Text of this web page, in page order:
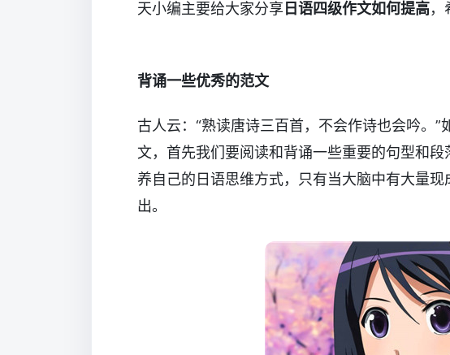
天小编主要给大家分享 日语四级作文如何提高，
背诵一些优秀的范文
古人云：“熟读唐诗三百首，不会作诗也会吟。
文，首先我们要阅读和背诵一些重要的句型和
养自己的日语思维方式，只有当大脑中有大量
出。